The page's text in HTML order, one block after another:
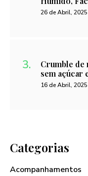
26 de Abril, 2025
Crumble de
sem açúcar
16 de Abril, 2025
Categorias
Acompanhamentos